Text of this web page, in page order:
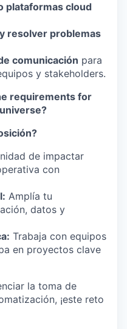
plataformas cloud
resolver problemas
comunicación para
y stakeholders.
requirements for
de impactar
con
Amplía tu
datos y
Trabaja con equipos
en proyectos clave
la toma de
¡este reto